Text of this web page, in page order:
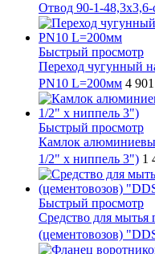
Отвод 90-1-
Быстрый просмотр
Переход чугунный
PN10 L=200мм 4
Быстрый просмотр
Камлок
1/2" х ниппель 3") 1
Быстрый просмотр
Средство для мытья
(цементовозов)